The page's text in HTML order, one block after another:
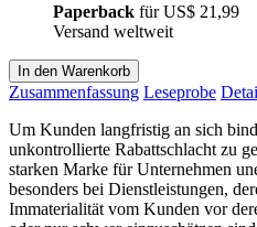
Paperback fürUS$ 21,99
Versand weltweit
In den Warenkorb
Zusammenfassung Leseprobe
Um Kunden langfristig an sich
unkontrollierte Rabattschlacht zu
starken Marke für Unternehmen
besonders bei Dienstleistungen,
Immaterialität vom Kunden vor